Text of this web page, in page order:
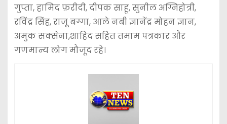
गुप्ता, हामिद फ़रीदी, दीपक साहू, सुनील अग्निहोत्री,
रविंद्र सिंह, राजू बग्गा, आले नबी ज्ञानेंद्र मोहन ज्ञान,
अमुक सक्सेना,शाहिद सहित तमाम पत्रकार और
गणमान्य लोग मौजूद रहे।